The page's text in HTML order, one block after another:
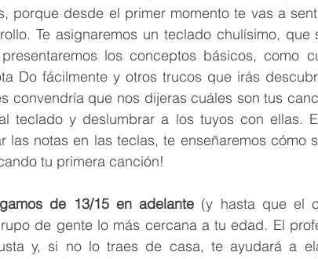
porque desde el primer momento te vas a
Te asignaremos un teclado chulísimo, que
los conceptos básicos, como
Do fácilmente y otros trucos que irás
convendría que nos dijeras cuáles son tus
teclado y deslumbrar a los tuyos con ellas.
las notas en las teclas, te enseñaremos cómo
tu primera canción!
de 13/15 en adelante (y hasta que el
de gente lo más cercana a tu edad. El
y, si no lo traes de casa, te ayudará a